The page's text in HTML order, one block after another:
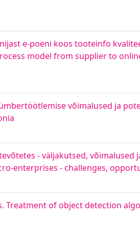
e-poeni koos tooteinfo
model from supplier to
võimalused ja
- väljakutsed, võimalused
enterprises - challenges,
of object detection